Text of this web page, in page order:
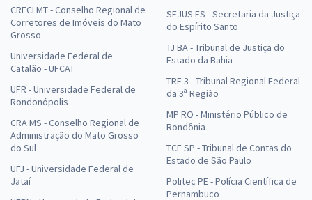
CRECI MT - Conselho Regional de
Corretores de Imóveis do Mato
Grosso
Universidade Federal de
Catalão - UFCAT
UFR - Universidade Federal de
Rondonópolis
CRA MS - Conselho Regional de
Administração do Mato Grosso
do Sul
UFJ - Universidade Federal de
Jataí
SEJUS ES - Secretaria da Justiça
do Espírito Santo
TJ BA - Tribunal de Justiça do
Estado da Bahia
TRF 3 - Tribunal Regional Federal
da 3ª Região
MP RO - Ministério Público de
Rondônia
TCE SP - Tribunal de Contas do
Estado de São Paulo
Politec PE - Polícia Científica de
Pernambuco